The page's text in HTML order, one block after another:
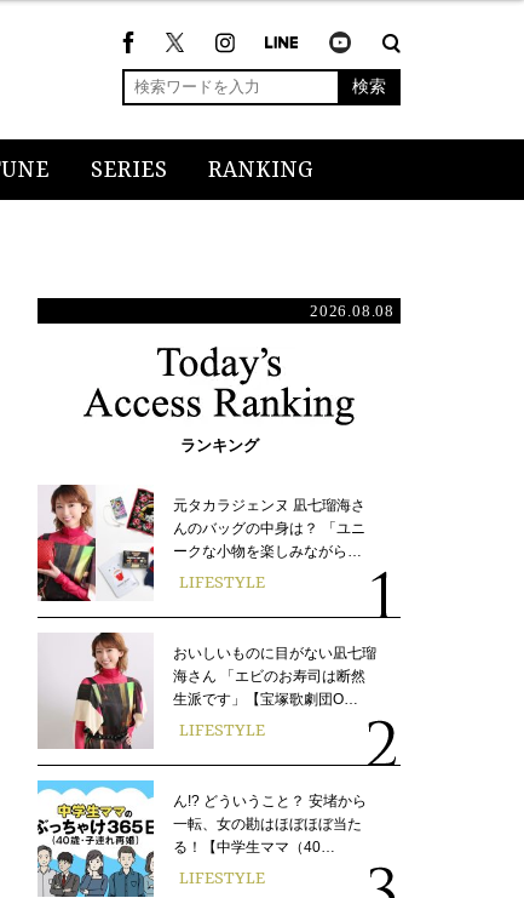
検索
SERIES RANKING
2026.08.08
ランキング
元タカラジェンヌ 凪七瑠海さ
んのバッグの中身は？ 「ユニ
ークな小物を楽しみながら…
LIFESTYLE
おいしいものに目がない凪七瑠
海さん 「エビのお寿司は断然
生派です」【宝塚歌劇団O…
LIFESTYLE
ん!? どういうこと？ 安堵から
一転、女の勘はほぼほぼ当た
る！【中学生ママ（40…
LIFESTYLE